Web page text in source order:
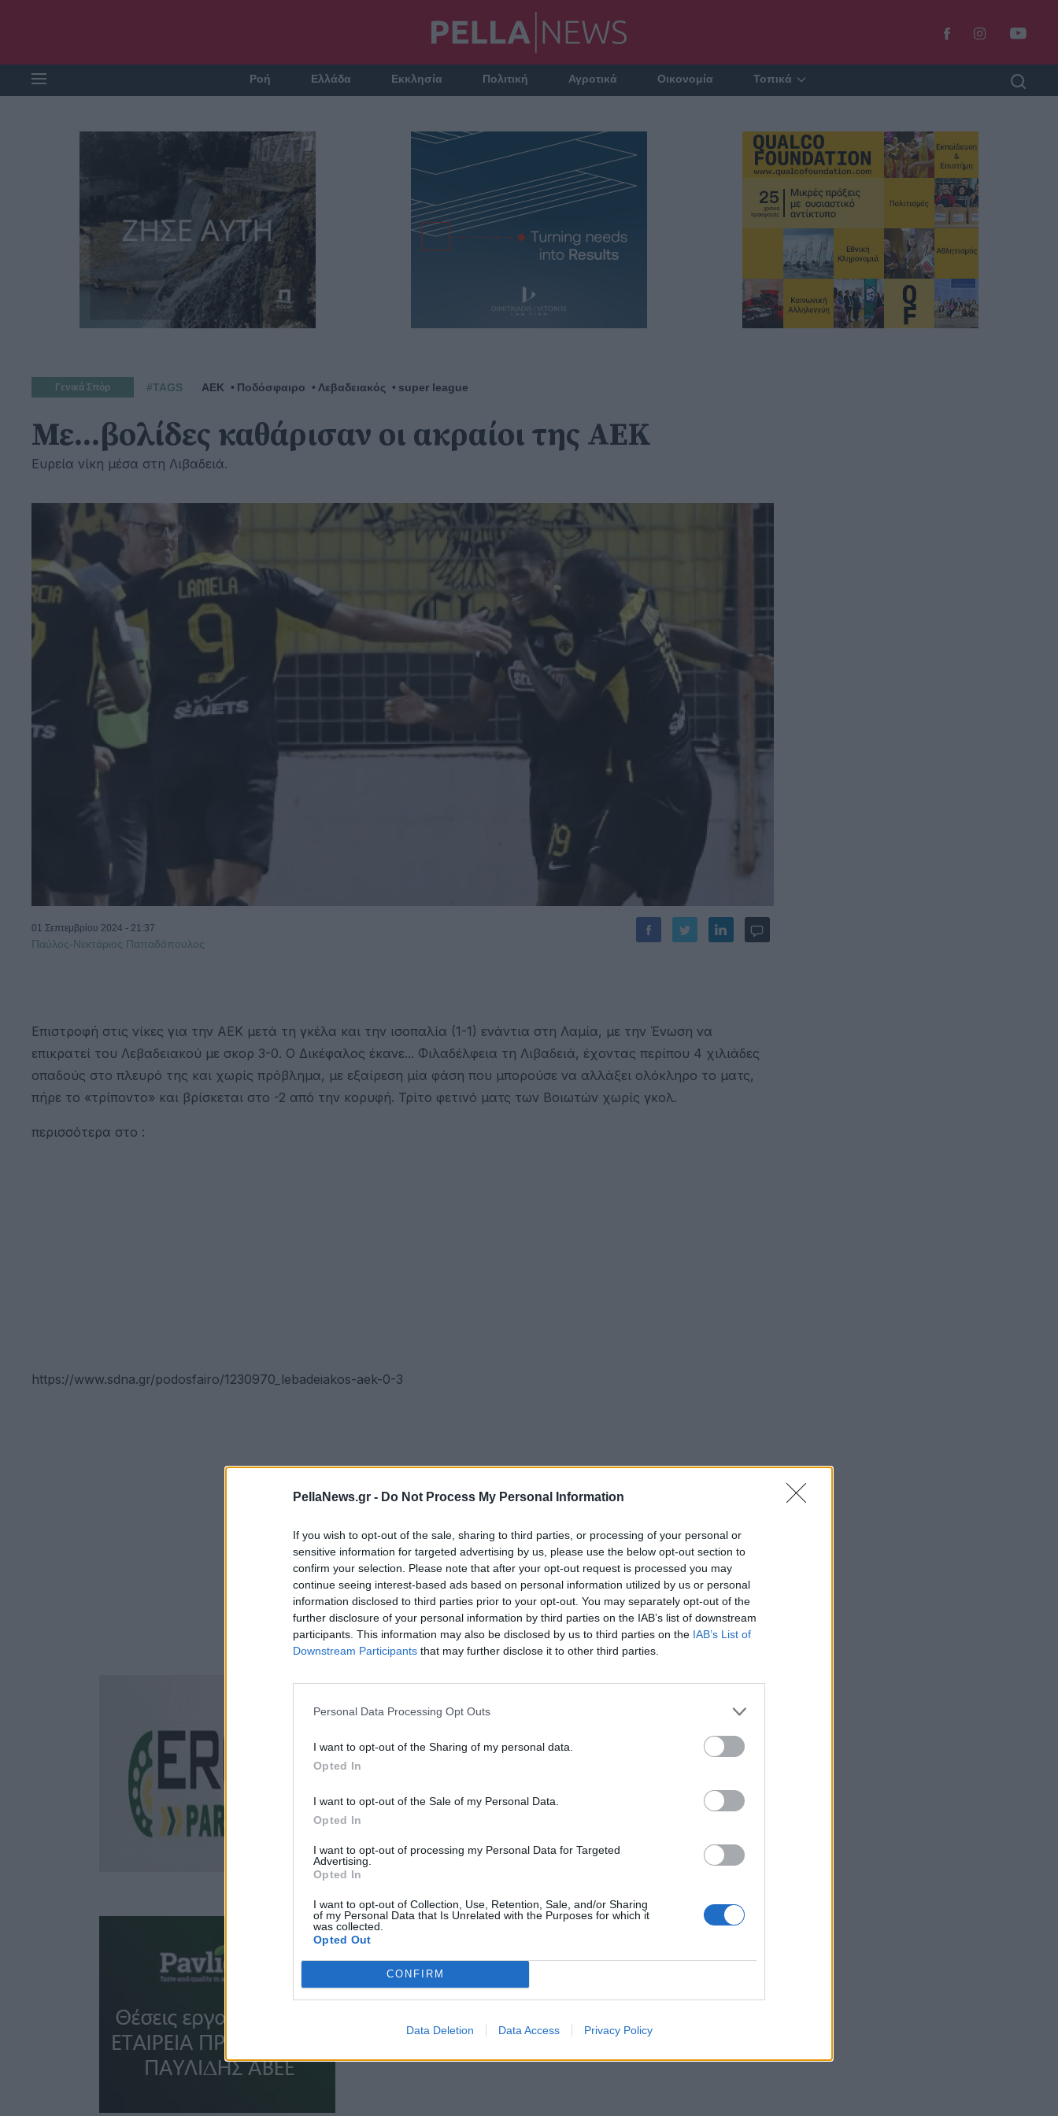
PellaNews.gr - Do Not Process My Personal Information
If you wish to opt-out of the sale, sharing to third parties, or processing of your personal or
sensitive information for targeted advertising by us, please use the below opt-out section to
confirm your selection. Please note that after your opt-out request is processed you may
continue seeing interest-based ads based on personal information utilized by us or personal
information disclosed to third parties prior to your opt-out. You may separately opt-out of the
further disclosure of your personal information by third parties on the IAB’s list of downstream
participants. This information may also be disclosed by us to third parties on the IAB’s List of
Downstream Participants that may further disclose it to other third parties.
Personal Data Processing Opt Outs
I want to opt-out of the Sharing of my personal data.
Opted In
I want to opt-out of the Sale of my Personal Data.
Opted In
I want to opt-out of processing my Personal Data for Targeted
Advertising.
Opted In
I want to opt-out of Collection, Use, Retention, Sale, and/or Sharing
of my Personal Data that Is Unrelated with the Purposes for which it
was collected.
Opted Out
CONFIRM
Data Deletion Data Access Privacy Policy
Ροή Ελλάδα Εκκλησία Πολιτική Αγροτικά Οικονομία Τοπικά
Γενικά Σπόρ #TAGS ΑΕΚ Ποδόσφαιρο Λεβαδειακός super league
Με...βολίδες καθάρισαν οι ακραίοι της ΑΕΚ
Ευρεία νίκη μέσα στη Λιβαδειά.
01 Σεπτεμβρίου 2024 - 21:37
Παύλος-Νεκτάριος Παπαδόπουλος
Επιστροφή στις νίκες για την ΑΕΚ μετά τη γκέλα και την ισοπαλία (1-1) ενάντια στη Λαμία, με την Ένωση να
επικρατεί του Λεβαδειακού με σκορ 3-0. Ο Δικέφαλος έκανε... Φιλαδέλφεια τη Λιβαδειά, έχοντας περίπου 4 χιλιάδες
οπαδούς στο πλευρό της και χωρίς πρόβλημα, με εξαίρεση μία φάση που μπορούσε να αλλάξει ολόκληρο το ματς,
πήρε το «τρίποντο» και βρίσκεται στο -2 από την κορυφή. Τρίτο φετινό ματς των Βοιωτών χωρίς γκολ.
περισσότερα στο :
https://www.sdna.gr/podosfairo/1230970_lebadeiakos-aek-0-3